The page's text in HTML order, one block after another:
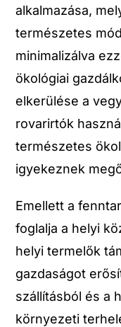
alkalmazása,
természetes
minimalizálva
ökológiai
elkerülése a
rovarirtók
természetes
igyekeznek
Emellett a
foglalja a helyi
helyi termelők
gazdaságot
szállításból és a
környezeti